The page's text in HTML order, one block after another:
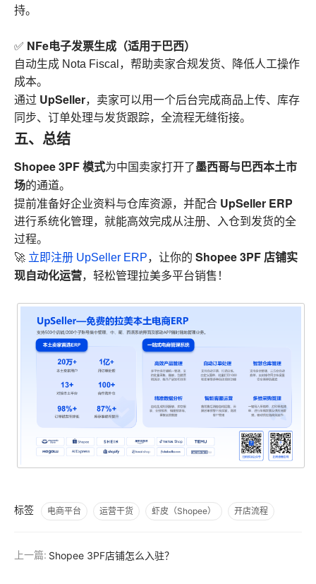
持。
✅ NFe电子发票生成（适用于巴西）
自动生成 Nota Fiscal，帮助卖家合规发货、降低人工操作
成本。
通过 UpSeller，卖家可以用一个后台完成商品上传、库存
同步、订单处理与发货跟踪，全流程无缝衔接。
五、总结
Shopee 3PF 模式为中国卖家打开了墨西哥与巴西本土市
场的通道。
提前准备好企业资料与仓库资源，并配合 UpSeller ERP
进行系统化管理，就能高效完成从注册、入仓到发货的全
过程。
🚀 立即注册 UpSeller ERP，让你的 Shopee 3PF 店铺实
现自动化运营，轻松管理拉美多平台销售！
标签 电商平台 运营干货 虾皮（Shopee） 开店流程
上一篇: Shopee 3PF店铺怎么入驻？